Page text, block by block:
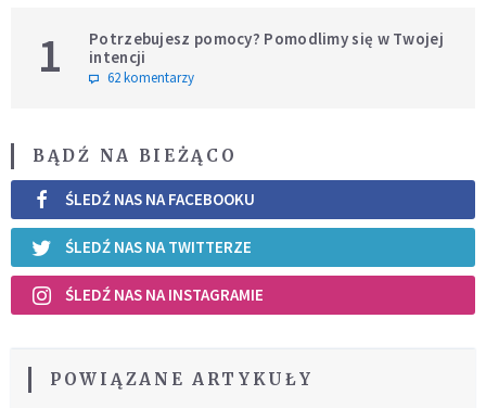
1
Potrzebujesz pomocy? Pomodlimy się w Twojej
intencji
62 komentarzy
BĄDŹ NA BIEŻĄCO
ŚLEDŹ NAS NA FACEBOOKU
ŚLEDŹ NAS NA TWITTERZE
ŚLEDŹ NAS NA INSTAGRAMIE
POWIĄZANE ARTYKUŁY